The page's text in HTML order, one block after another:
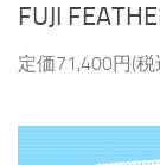
FUJI
定価71,400円(税